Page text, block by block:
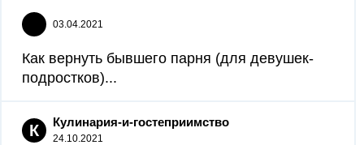
03.04.2021
Как вернуть бывшего парня (для девушек-
подростков)...
К Кулинария-и-гостеприимство
24.10.2021